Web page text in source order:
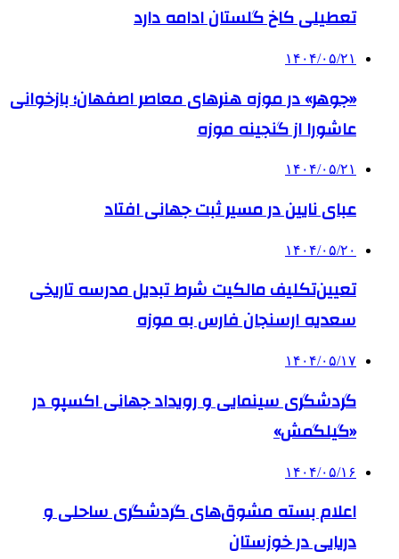
تعطیلی کاخ گلستان ادامه دارد
۱۴۰۴/۰۵/۲۱
«جوهر» در موزه هنرهای معاصر اصفهان؛ بازخوانی
عاشورا از گنجینه موزه
۱۴۰۴/۰۵/۲۱
عبای نایین در مسیر ثبت جهانی افتاد
۱۴۰۴/۰۵/۲۰
تعیین‌تکلیف مالکیت شرط تبدیل مدرسه تاریخی
سعدیه ارسنجان فارس به موزه
۱۴۰۴/۰۵/۱۷
گردشگری سینمایی و رویداد جهانی اکسپو در
«گیلگمش»
۱۴۰۴/۰۵/۱۶
اعلام بسته مشوق‌های گردشگری ساحلی و
دریایی در خوزستان